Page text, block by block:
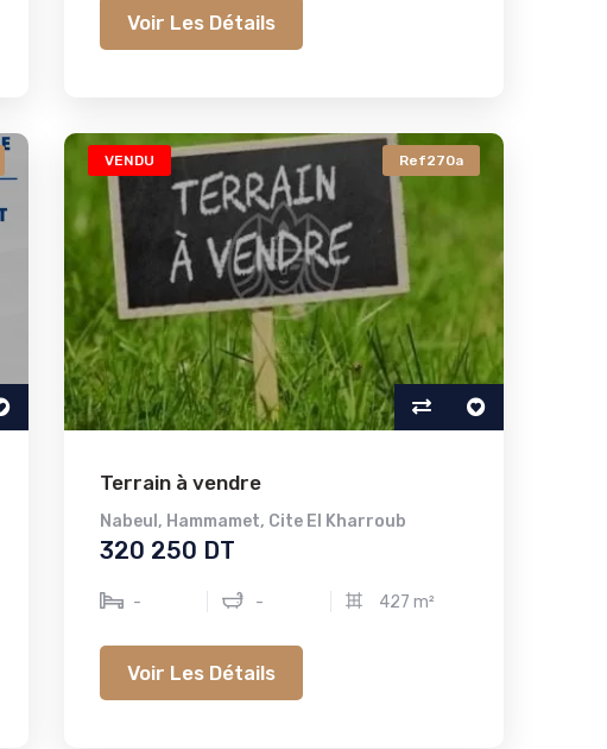
Voir Les Détails
VENDU Ref270a
Terrain à vendre
Nabeul , Hammamet, Cite El Kharroub
320 250 DT
- - 427 m²
Voir Les Détails